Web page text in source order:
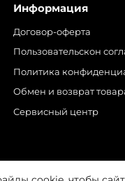
Информация
Договор-оферта
Пользовательскон
Политика
Обмен и возврат
Сервисный центр